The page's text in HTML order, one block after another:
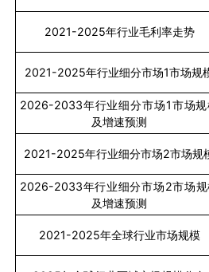
2021-2025年行业毛利率走势
2021-2025年行业细分市场1市场规
2026-2033年行业细分市场1市场
及增速预测
2021-2025年行业细分市场2市场规
2026-2033年行业细分市场2市场
及增速预测
2021-2025年全球行业市场规模